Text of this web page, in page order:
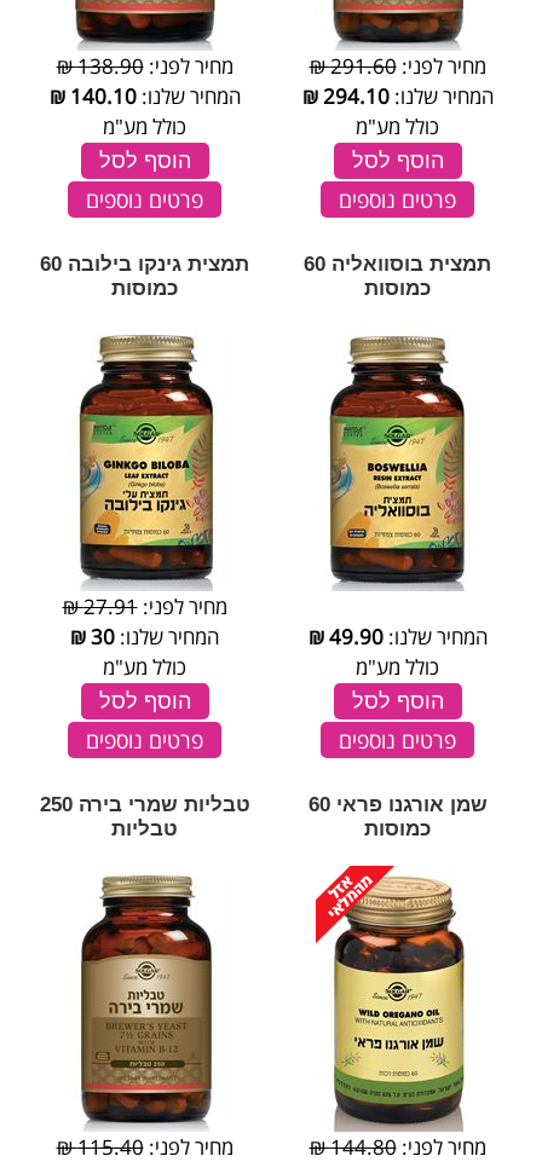
מחיר לפני:291.60 ₪
המחיר שלנו:294.10
₪
כולל מע"מ
הוסף לסל
פרטים נוספים
מחיר לפני:138.90 ₪
המחיר שלנו:140.10
₪
כולל מע"מ
הוסף לסל
פרטים נוספים
תמצית בוסוואליה 60
כמוסות
המחיר שלנו:49.90
₪
כולל מע"מ
הוסף לסל
פרטים נוספים
תמצית גינקו בילובה 60
כמוסות
מחיר לפני:27.91 ₪
המחיר שלנו: 30
₪
כולל מע"מ
הוסף לסל
פרטים נוספים
שמן אורגנו פראי 60
כמוסות
מחיר לפני:144.80 ₪
טבליות שמרי בירה 250
טבליות
מחיר לפני:115.40 ₪